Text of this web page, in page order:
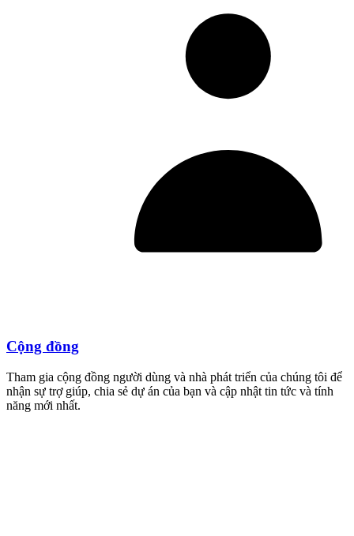
Cộng đồng
Tham gia cộng đồng người dùng và nhà phát triển của chúng tôi để
nhận sự trợ giúp, chia sẻ dự án của bạn và cập nhật tin tức và tính
năng mới nhất.